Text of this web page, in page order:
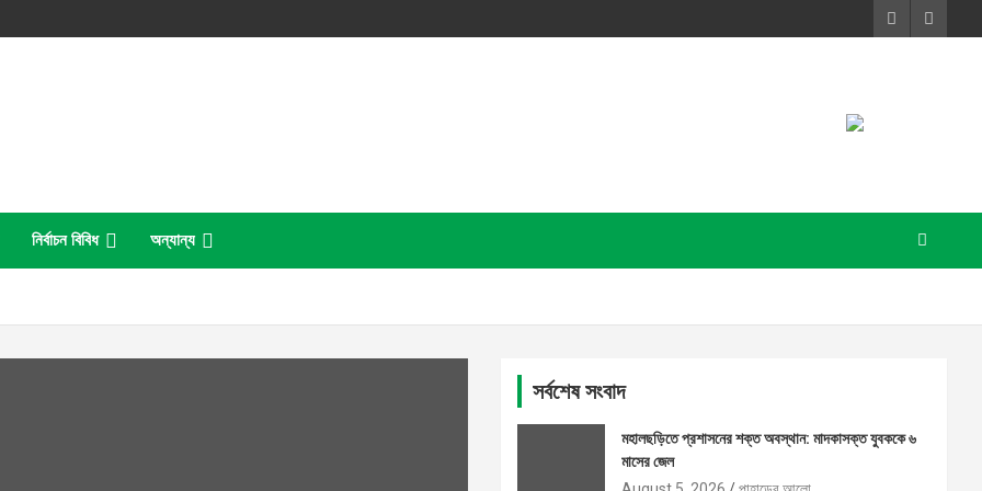
নির্বাচন বিবিধ অন্যান্য
সর্বশেষ সংবাদ
মহালছড়িতে প্রশাসনের শক্ত অবস্থান: মাদকাসক্ত যুবককে ৬
মাসের জেল